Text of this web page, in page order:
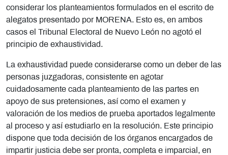
considerar los planteamientos formulados en el escrito de
alegatos presentado por MORENA. Esto es, en ambos
casos el Tribunal Electoral de Nuevo León no agotó el
principio de exhaustividad.
La exhaustividad puede considerarse como un deber de las
personas juzgadoras, consistente en agotar
cuidadosamente cada planteamiento de las partes en
apoyo de sus pretensiones, así como el examen y
valoración de los medios de prueba aportados legalmente
al proceso y así estudiarlo en la resolución. Este principio
dispone que toda decisión de los órganos encargados de
impartir justicia debe ser pronta, completa e imparcial, en